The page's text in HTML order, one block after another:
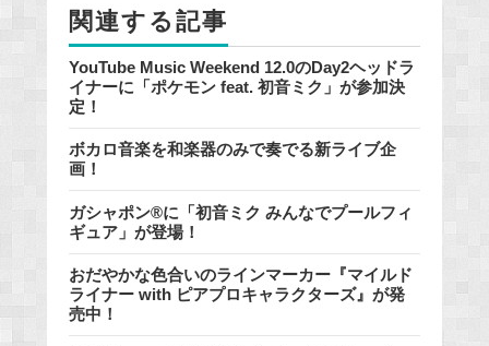
関連する記事
YouTube Music Weekend 12.0のDay2ヘッドラ
イナーに「ポケモン feat. 初音ミク」が参加決
定！
ボカロ音楽を和楽器のみで奏でる新ライブ企
画！
ガシャポン®に「初音ミク みんなでプールフィ
ギュア」が登場！
おだやかな色合いのラインマーカー『マイルド
ライナー with ピアプロキャラクターズ』が発
売中！